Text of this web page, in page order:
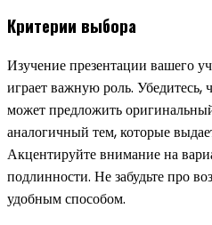
Критерии выбора
Изучение презентации вашего
играет важную роль.
может предложить
аналогичный тем, которые
Акцентируйте внимание на
подлинности. Не забудьте про
удобным способом.